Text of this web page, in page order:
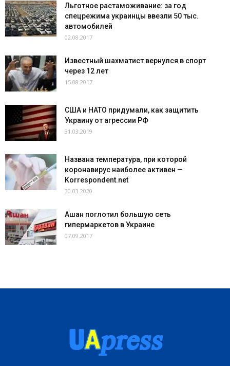
Льготное растаможивание: за год
спецрежима украинцы ввезли 50 тыс.
автомобилей
02.08.2017
Известный шахматист вернулся в спорт
через 12 лет
15.08.2017
США и НАТО придумали, как защитить
Украину от агрессии РФ
31.03.2019
Названа температура, при которой
коронавирус наиболее активен —
Korrespondent.net
30.03.2020
Ашан поглотил большую сеть
гипермаркетов в Украине
07.09.2017